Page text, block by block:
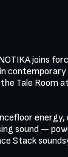
joins
Tale Room
energy,
sound —
Stack